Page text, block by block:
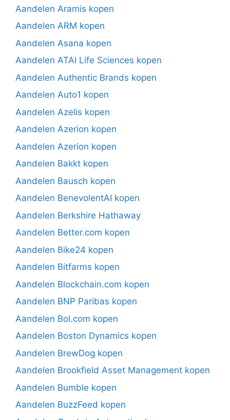
Aandelen Aramis kopen
Aandelen ARM kopen
Aandelen Asana kopen
Aandelen ATAI Life Sciences kopen
Aandelen Authentic Brands kopen
Aandelen Auto1 kopen
Aandelen Azelis kopen
Aandelen Azerion kopen
Aandelen Azerion kopen
Aandelen Bakkt kopen
Aandelen Bausch kopen
Aandelen BenevolentAI kopen
Aandelen Berkshire Hathaway
Aandelen Better.com kopen
Aandelen Bike24 kopen
Aandelen Bitfarms kopen
Aandelen Blockchain.com kopen
Aandelen BNP Paribas kopen
Aandelen Bol.com kopen
Aandelen Boston Dynamics kopen
Aandelen BrewDog kopen
Aandelen Brookfield Asset Management kopen
Aandelen Bumble kopen
Aandelen BuzzFeed kopen